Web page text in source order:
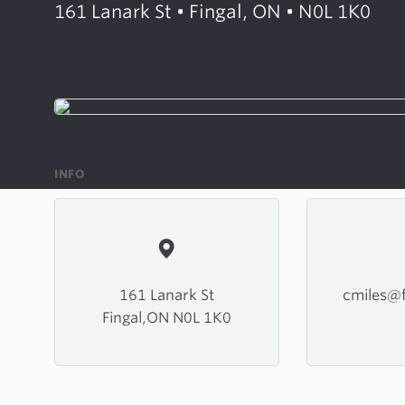
161 Lanark St • Fingal, ON • N0L 1K0
INFO
161 Lanark St
Fingal,ON N0L 1K0